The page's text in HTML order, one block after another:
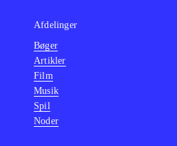
Afdelinger
Bøger
Artikler
Film
Musik
Spil
Noder